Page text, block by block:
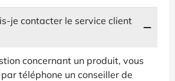
je contacter le service client
concernant un produit, vous
téléphone un conseiller de